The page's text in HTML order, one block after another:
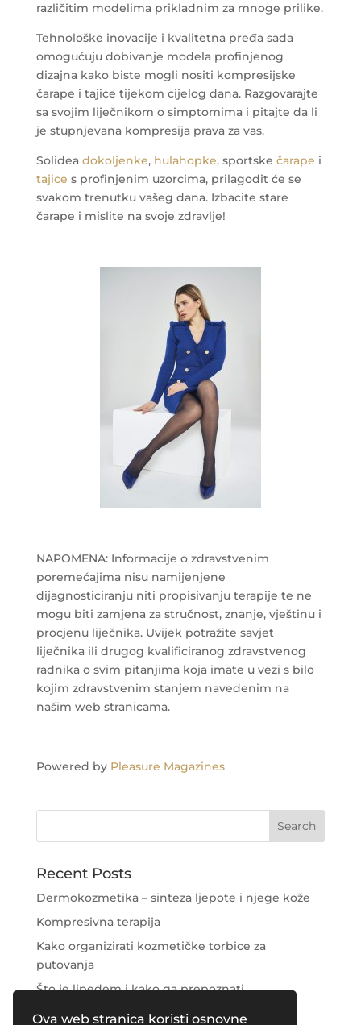
Ova web stranica koristi osnovne
različitim modelima prikladnim za mnoge prilike.
Tehnološke inovacije i kvalitetna pređa sada
omogućuju dobivanje modela profinjenog
dizajna kako biste mogli nositi kompresijske
čarape i tajice tijekom cijelog dana. Razgovarajte
sa svojim liječnikom o simptomima i pitajte da li
je stupnjevana kompresija prava za vas.
Solidea dokoljenke, hulahopke, sportske čarape i
tajice s profinjenim uzorcima, prilagodit će se
svakom trenutku vašeg dana. Izbacite stare
čarape i mislite na svoje zdravlje!
NAPOMENA: Informacije o zdravstvenim
poremećajima nisu namijenjene
dijagnosticiranju niti propisivanju terapije te ne
mogu biti zamjena za stručnost, znanje, vještinu i
procjenu liječnika. Uvijek potražite savjet
liječnika ili drugog kvalificiranog zdravstvenog
radnika o svim pitanjima koja imate u vezi s bilo
kojim zdravstvenim stanjem navedenim na
našim web stranicama.
Powered by Pleasure Magazines
Recent Posts
Dermokozmetika – sinteza ljepote i njege kože
Kompresivna terapija
Kako organizirati kozmetičke torbice za
putovanja
Što je lipedem i kako ga prepoznati
Njega područja oko očiju